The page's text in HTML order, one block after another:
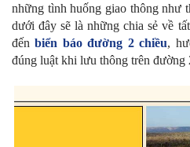
những tình huống giao thông như
dưới đây sẽ là những chia sẻ về
đếnbiển báo đường 2 chiều,
đúng luật khi lưu thông trên đường